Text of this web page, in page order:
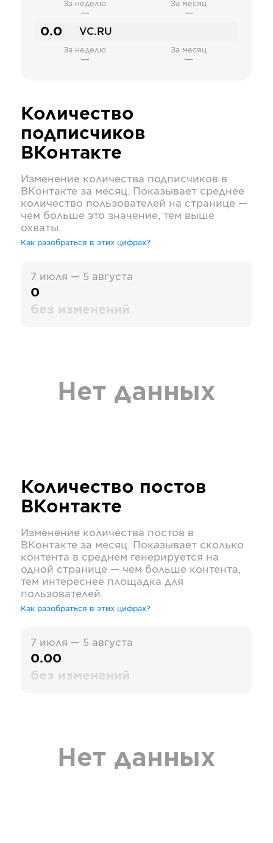
За неделю
—
За месяц
—
0.0 VC.RU
За неделю
—
За месяц
—
Количество
подписчиков
ВКонтакте
Изменение количества подписчиков в
ВКонтакте за месяц. Показывает среднее
количество пользователей на странице —
чем больше это значение, тем выше
охваты.
Как разобраться в этих цифрах?
7 июля — 5 августа
0
без изменений
Нет данных
Количество постов
ВКонтакте
Изменение количества постов в
ВКонтакте за месяц. Показывает сколько
контента в среднем генерируется на
одной странице — чем больше контента,
тем интереснее площадка для
пользователей.
Как разобраться в этих цифрах?
7 июля — 5 августа
0.00
без изменений
Нет данных